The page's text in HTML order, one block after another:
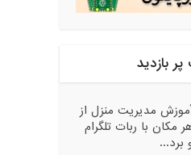
بازدید
مدیریت منزل از
مکان با ربات تلگرام
برد...